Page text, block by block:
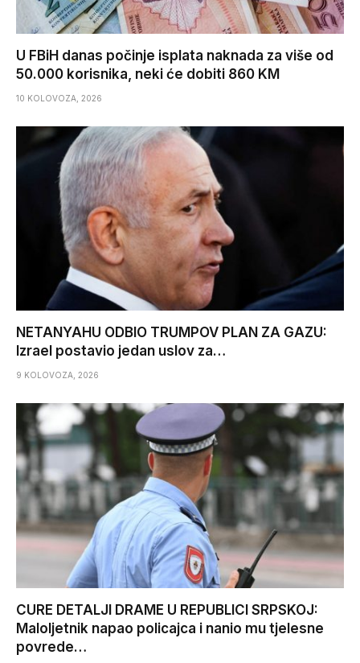
U FBiH danas počinje isplata naknada za više od
50.000 korisnika, neki će dobiti 860 KM
10 KOLOVOZA, 2026
NETANYAHU ODBIO TRUMPOV PLAN ZA GAZU:
Izrael postavio jedan uslov za…
9 KOLOVOZA, 2026
CURE DETALJI DRAME U REPUBLICI SRPSKOJ:
Maloljetnik napao policajca i nanio mu tjelesne
povrede…